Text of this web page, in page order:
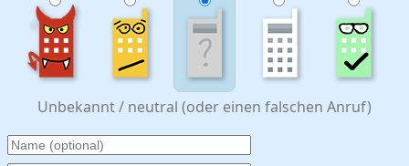
Unbekannt / neutral (oder einen falschen Anruf)